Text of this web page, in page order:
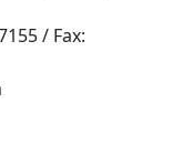
/ Fax: